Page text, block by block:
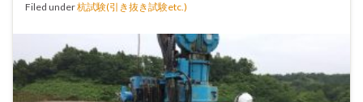
Filed under杭試験(引き抜き試験etc.)